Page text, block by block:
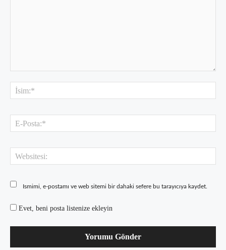
Ismimi, e-postamı ve web sitemi bir dahaki sefere bu tarayıcıya kaydet.
Evet, beni posta listenize ekleyin